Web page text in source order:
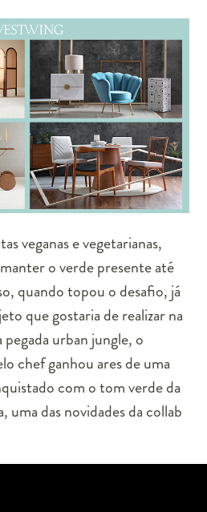
veganas e vegetarianas,
o verde presente até
quando topou o desafio, já
que gostaria de realizar na
pegada urban jungle, o
chef ganhou ares de uma
com o tom verde da
uma das novidades da collab